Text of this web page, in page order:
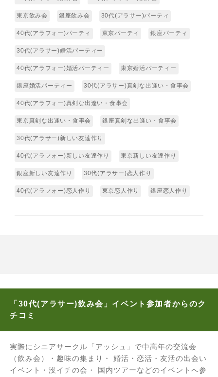
東京飲み会 銀座飲み会 30代(アラサー)パーティ
40代(アラフォー)パーティ 東京パーティ 銀座パーティ
30代(アラサー)婚活パーティー
40代(アラフォー)婚活パーティー 東京婚活パーティー
銀座婚活パーティー 30代(アラサー)真剣な出逢い・食事会
40代(アラフォー)真剣な出逢い・食事会
東京真剣な出逢い・食事会 銀座真剣な出逢い・食事会
30代(アラサー)新しい友達作り
40代(アラフォー)新しい友達作り 東京新しい友達作り
銀座新しい友達作り 30代(アラサー)恋人作り
40代(アラフォー)恋人作り 東京恋人作り 銀座恋人作り
「30代(アラサー)飲み会」イベント参加者からのク
チコミ
実際にシニアサークル「アッシュ」で中高年の交流会
（飲み会）・趣味の集まり・ 婚活・恋活・友活の出会い
イベント・没イチの会・ 国内ツアーなどのイベントへ参